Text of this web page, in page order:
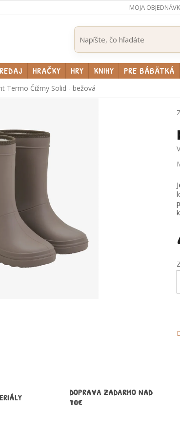
MOJA
HRAČKY HRY KNIHY PRE BÁBÄTKÁ
Termo Čižmy Solid - bežová
DOPRAVA ZADARMO NAD
70€